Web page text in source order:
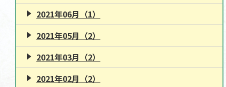
2021年06月（1）
2021年05月（2）
2021年03月（2）
2021年02月（2）